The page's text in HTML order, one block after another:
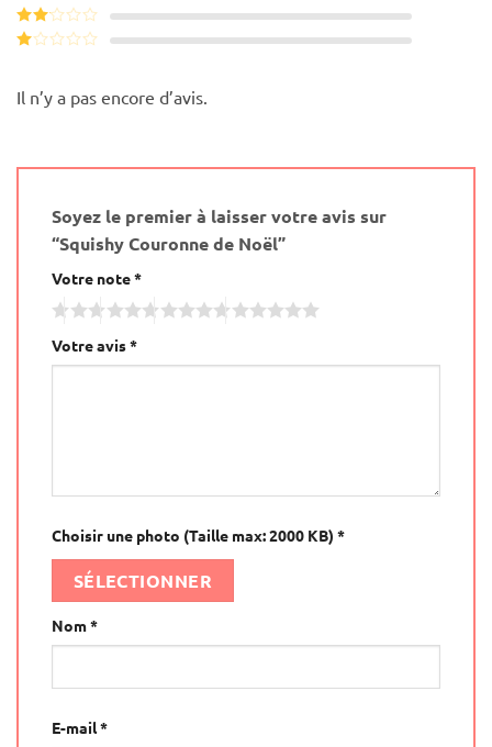
sur 5
Note3
sur 5
Note
sur
5
Il n’y a pas encore d’avis.
Soyez le premier à laisser votre avis sur
“Squishy Couronne de Noël”
Votre note*
Votre avis*
Choisir une photo (Taille max: 2000 KB) *
SÉLECTIONNER
Nom*
E-mail*